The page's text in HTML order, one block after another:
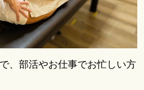
、部活やお仕事でお忙しい方